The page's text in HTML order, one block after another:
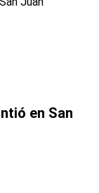
en San